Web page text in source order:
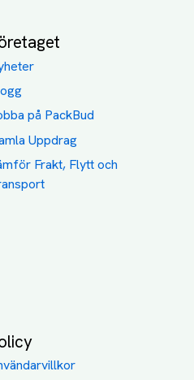
på PackBud
Uppdrag
Frakt, Flytt och